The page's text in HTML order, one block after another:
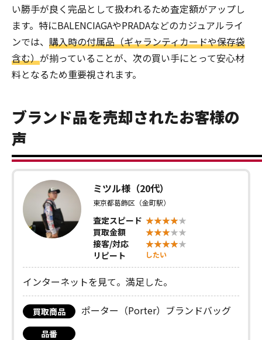
い勝手が良く完品として扱われるため査定額がアップし
ます。特にBALENCIAGAやPRADAなどのカジュアルライ
ンでは、 購入時の付属品（ギャランティカードや保存袋
含む）が揃っていることが、次の買い手にとって安心材
料となるため重要視されます。
ブランド品を売却されたお客様の
声
ミツル様（20代）
東京都葛飾区（金町駅）
査定スピード
買取金額
接客/対応
リピート
したい
インターネットを見て。満足した。
買取商品 ポーター（Porter）ブランドバッグ
品番